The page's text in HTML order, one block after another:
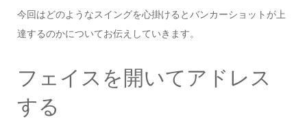
今回はどのようなスイングを心掛けるとバンカーショットが上
達するのかについてお伝えしていきます。
フェイスを開いてアドレス
する